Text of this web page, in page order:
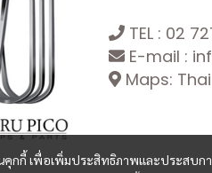
คุกกี้ เพื่อเพิ่มประสิทธิภาพและประสบก
TEL : 02
E-mail :
Maps: